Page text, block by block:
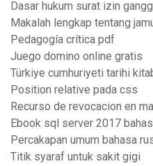
Dasar hukum surat izin
Makalah lengkap tentang
Pedagogía crítica pdf
Juego domino online gratis
Türkiye cumhuriyeti tarihi
Position relative pada css
Recurso de revocacion en
Ebook sql server 2017
Percakapan umum bahasa
Titik syaraf untuk sakit gigi